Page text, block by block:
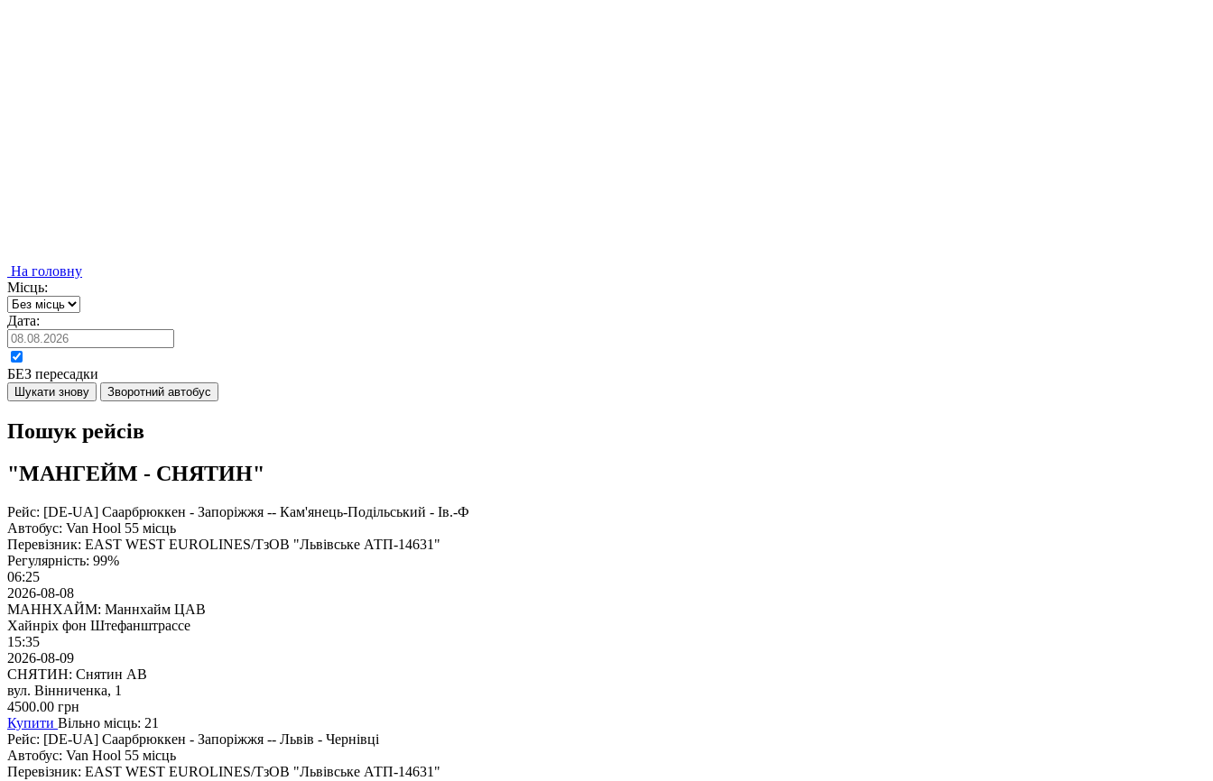
На головну
Місць:
Дата:
БЕЗ пересадки
Шукати знову Зворотний автобус
Пошук рейсів
"МАНГЕЙМ - СНЯТИН"
Рейс: [DE-UA] Саарбрюккен - Запоріжжя -- Кам'янець-Подільський - Ів.-Ф
Автобус: Van Hool 55 місць
Перевізник: EAST WEST EUROLINES/ТзОВ "Львівське АТП-14631"
Регулярність: 99%
06:25
2026-08-08
МАННХАЙМ: Маннхайм ЦАВ
Хайнріх фон Штефанштрассе
15:35
2026-08-09
СНЯТИН: Снятин АВ
вул. Вінниченка, 1
4500.00 грн
Купити Вільно місць: 21
Рейс: [DE-UA] Саарбрюккен - Запоріжжя -- Львів - Чернівці
Автобус: Van Hool 55 місць
Перевізник: EAST WEST EUROLINES/ТзОВ "Львівське АТП-14631"